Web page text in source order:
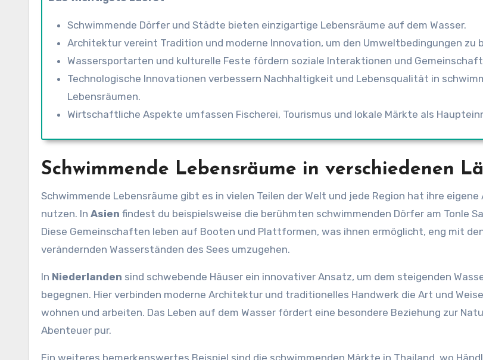
Schwimmende Dörfer und Städte bieten einzigartige Lebensräume auf dem Wasser.
Architektur vereint Tradition und moderne Innovation, um den Umweltbedingungen zu
Wassersportarten und kulturelle Feste fördern soziale Interaktionen und
Technologische Innovationen verbessern Nachhaltigkeit und Lebensqualität in
Lebensräumen.
Wirtschaftliche Aspekte umfassen Fischerei, Tourismus und lokale Märkte als
Schwimmende Lebensräume in verschiedenen
Schwimmende Lebensräume gibt es in vielen Teilen der Welt und jede Region hat ihre eigene
nutzen. In Asien findest du beispielsweise die berühmten schwimmenden Dörfer am Tonle
Diese Gemeinschaften leben auf Booten und Plattformen, was ihnen ermöglicht, eng mit
verändernden Wasserständen des Sees umzugehen.
In Niederlanden sind schwebende Häuser ein innovativer Ansatz, um dem steigenden
begegnen. Hier verbinden moderne Architektur und traditionelles Handwerk die Art und
wohnen und arbeiten. Das Leben auf dem Wasser fördert eine besondere Beziehung zur
Abenteuer pur.